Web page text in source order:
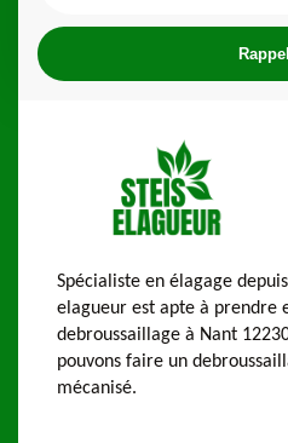
Spécialiste en élagage
elagueur est apte à prendre
debroussaillage à Nant
pouvons faire un
mécanisé.